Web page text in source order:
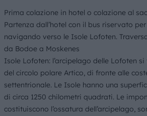
Prima colazione in hotel o colazione al
Partenza dall’hotel con il bus riservato
navigando verso le Isole Lofoten.
da Bodoe a Moskenes
Isole Lofoten: l’arcipelago delle Lofoten
del circolo polare Artico, di fronte alle
settentrionale. Le Isole hanno una
di circa 1250 chilometri quadrati. Le
costituiscono l’ossatura dell’arcipelago,